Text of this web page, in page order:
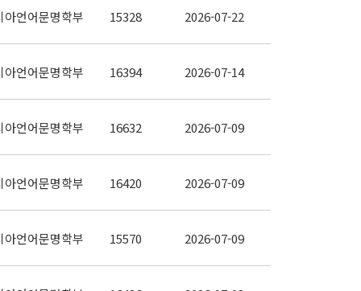
아언어문명학부 15328 2026-07-22
아언어문명학부 16394 2026-07-14
아언어문명학부 16632 2026-07-09
아언어문명학부 16420 2026-07-09
아언어문명학부 15570 2026-07-09